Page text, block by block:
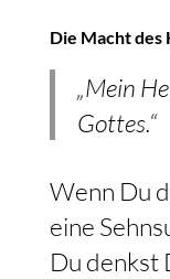
Die Macht des
„Mein
Gottes.“
Wenn Du
eine
Du denkst